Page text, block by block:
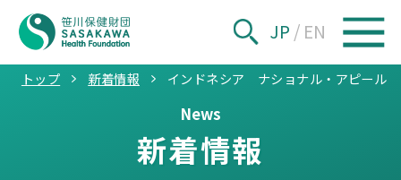
JP / EN
トップ 新着情報 インドネシア ナショナル・アピール
News
新着情報